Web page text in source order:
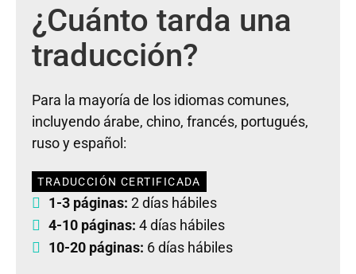
¿Cuánto tarda una
traducción?
Para la mayoría de los idiomas comunes,
incluyendo árabe, chino, francés, portugués,
ruso y español:
TRADUCCIÓN CERTIFICADA
1-3 páginas: 2 días hábiles
4-10 páginas: 4 días hábiles
10-20 páginas: 6 días hábiles